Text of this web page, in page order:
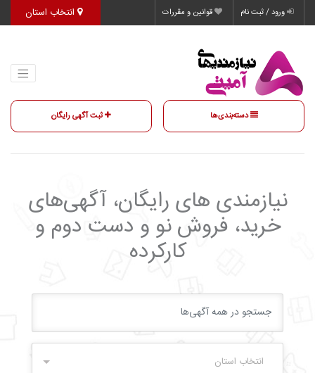
انتخاب استان قوانین و مقررات ورود / ثبت نام
دسته‌بندی‌ها ثبت آگهی رایگان
نیازمندی‌ های رایگان، آگهی‌های
خرید، فروش نو و دست دوم و
کارکرده
انتخاب استان